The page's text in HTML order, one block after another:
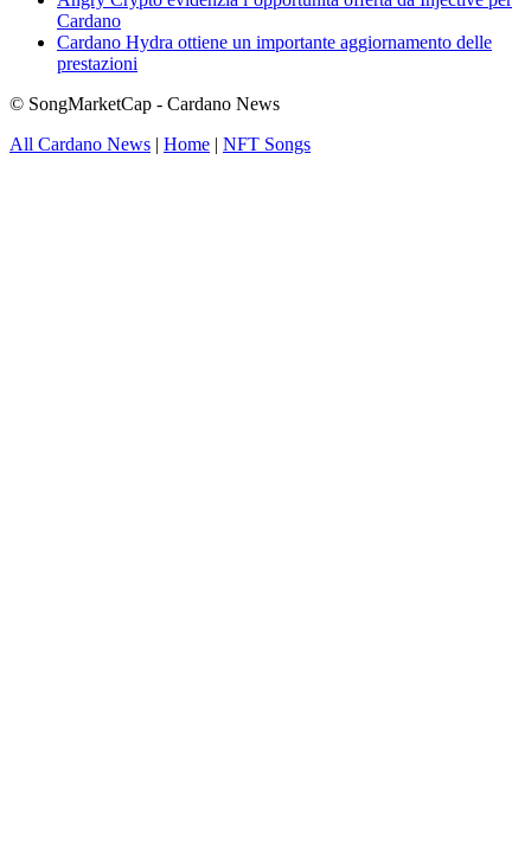
Cardano
Cardano Hydra ottiene un importante aggiornamento delle
prestazioni
© SongMarketCap - Cardano News
All Cardano News | Home | NFT Songs